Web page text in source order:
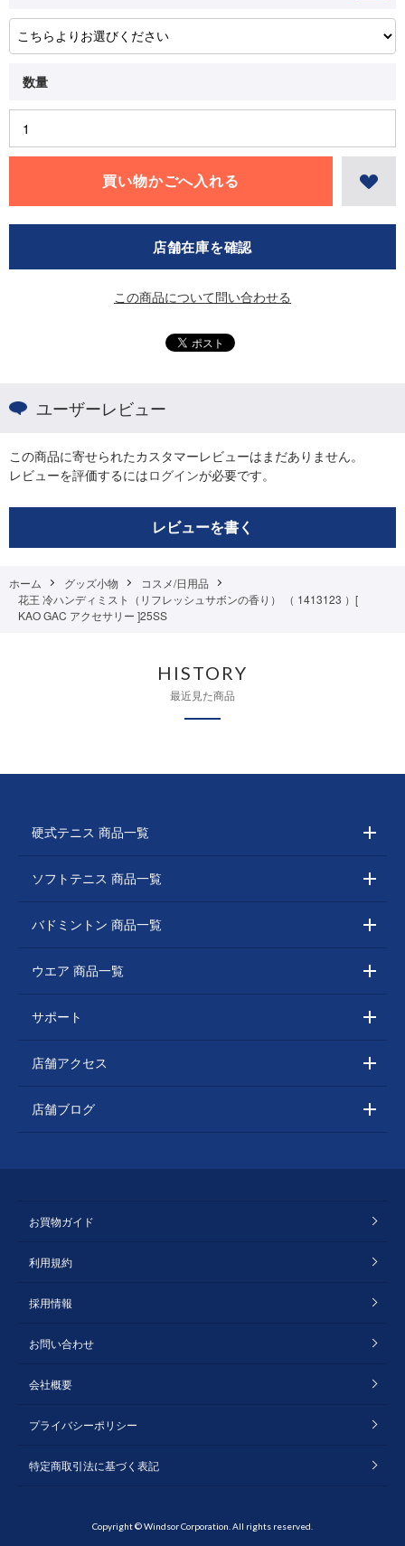
店舗在庫を確認
この商品について問い合わせる
ユーザーレビュー
この商品に寄せられたカスタマーレビューはまだありません。
レビューを評価するにはログインが必要です。
レビューを書く
ホーム グッズ小物
コスメ/日用品
花王 冷ハンディミスト（リフレッシュサボンの香り） （ 1413123 ）[
KAO GAC アクセサリー ]25SS
HISTORY
最近見た商品
硬式テニス 商品一覧
ソフトテニス 商品一覧
バドミントン 商品一覧
ウエア 商品一覧
サポート
店舗アクセス
店舗ブログ
お買物ガイド
利用規約
採用情報
お問い合わせ
会社概要
プライバシーポリシー
特定商取引法に基づく表記
Copyright © Windsor Corporation. All rights reserved.